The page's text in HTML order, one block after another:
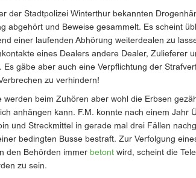
der Stadtpolizei Winterthur bekannten
abgehört und Beweise gesammelt. Es scheint
einer laufenden Abhörung weiterdealen zu
eines Dealers andere Dealer, Zulieferer
Es gäbe aber auch eine Verpflichtung der
zu verhindern!
werden beim Zuhören aber wohl die Erbsen
anhängen kann. F.M. konnte nach einem Jahr
und Streckmittel in gerade mal drei Fällen
bedingten Busse bestraft. Zur Verfolgung
den Behörden immer betont wird, scheint die
zu sein.